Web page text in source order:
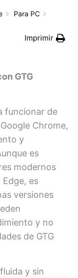
Para PC
Imprimir
GTG
funcionar de
Chrome,
y
es
modernos
es
versiones
y no
de GTG
y sin